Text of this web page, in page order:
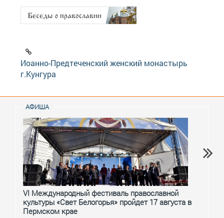
Иоанно-Предтеченский женский монастырь
г.Кунгура
АФИША
VI Международный фестиваль православной
культуры «Свет Белогорья» пройдет 17 августа в
Пермском крае